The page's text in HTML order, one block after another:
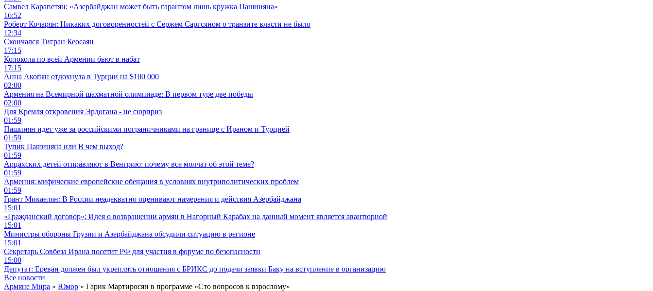
Самвел Карапетян: «Азербайджан может быть гарантом лишь кружка Пашиняна»
16:52
Роберт Кочарян: Никаких договоренностей с Сержем Саргсяном о транзите власти не было
12:34
Скончался Тигран Кеосаян
17:15
Колокола по всей Армении бьют в набат
17:15
Анна Акопян отдохнула в Турции на $100 000
02:00
Армения на Всемирной шахматной олимпиаде: В первом туре две победы
02:00
Для Кремля откровения Эрдогана - не сюрприз
01:59
Пашинян идет уже за российскими пограничниками на границе с Ираном и Турцией
01:59
Тупик Пашиняна или В чем выход?
01:59
Арцахских детей отправляют в Венгрию: почему все молчат об этой теме?
01:59
Армения: мифические европейские обещания в условиях внутриполитических проблем
01:59
Грант Микаелян: В России неадекватно оценивают намерения и действия Азербайджана
15:01
«Гражданский договор»: Идея о возвращении армян в Нагорный Карабах на данный момент является авантюрной
15:01
Министры обороны Грузии и Азербайджана обсудили ситуацию в регионе
15:01
Секретарь Совбеза Ирана посетит РФ для участия в форуме по безопасности
15:00
Депутат: Ереван должен был укреплять отношения с БРИКС до подачи заявки Баку на вступление в организацию
Все новости
Армяне Мира » Юмор » Гарик Мартиросян в программе «Сто вопросов к взрослому»